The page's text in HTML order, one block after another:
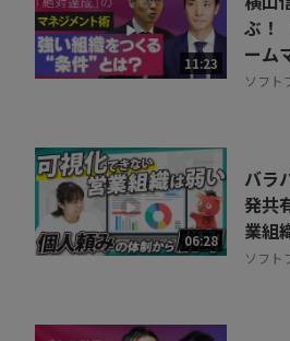
11:23
ぶ！
ーム
ソフト
06:28
バラ
発共
業組
ソフト